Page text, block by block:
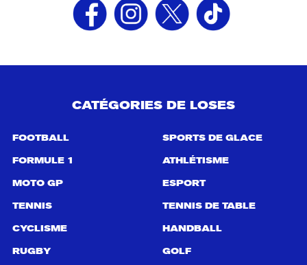
CATÉGORIES DE LOSES
FOOTBALL
FORMULE 1
MOTO GP
TENNIS
CYCLISME
RUGBY
SPORTS DE GLACE
ATHLÉTISME
ESPORT
TENNIS DE TABLE
HANDBALL
GOLF